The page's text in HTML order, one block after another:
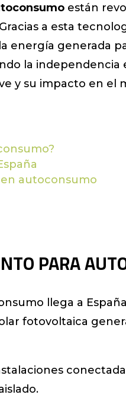
están
a esta
energía generada
la independencia
y su impacto en el
autoconsumo
PARA
llega a
fotovoltaica